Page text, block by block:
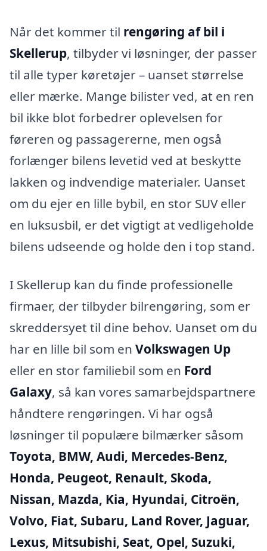
Når det kommer til rengøring af bil i
Skellerup, tilbyder vi løsninger, der passer
til alle typer køretøjer – uanset størrelse
eller mærke. Mange bilister ved, at en ren
bil ikke blot forbedrer oplevelsen for
føreren og passagererne, men også
forlænger bilens levetid ved at beskytte
lakken og indvendige materialer. Uanset
om du ejer en lille bybil, en stor SUV eller
en luksusbil, er det vigtigt at vedligeholde
bilens udseende og holde den i top stand.
I Skellerup kan du finde professionelle
firmaer, der tilbyder bilrengøring, som er
skreddersyet til dine behov. Uanset om du
har en lille bil som en Volkswagen Up
eller en stor familiebil som en Ford
Galaxy, så kan vores samarbejdspartnere
håndtere rengøringen. Vi har også
løsninger til populære bilmærker såsom
Toyota, BMW, Audi, Mercedes-Benz,
Honda, Peugeot, Renault, Skoda,
Nissan, Mazda, Kia, Hyundai, Citroën,
Volvo, Fiat, Subaru, Land Rover, Jaguar,
Lexus, Mitsubishi, Seat, Opel, Suzuki,